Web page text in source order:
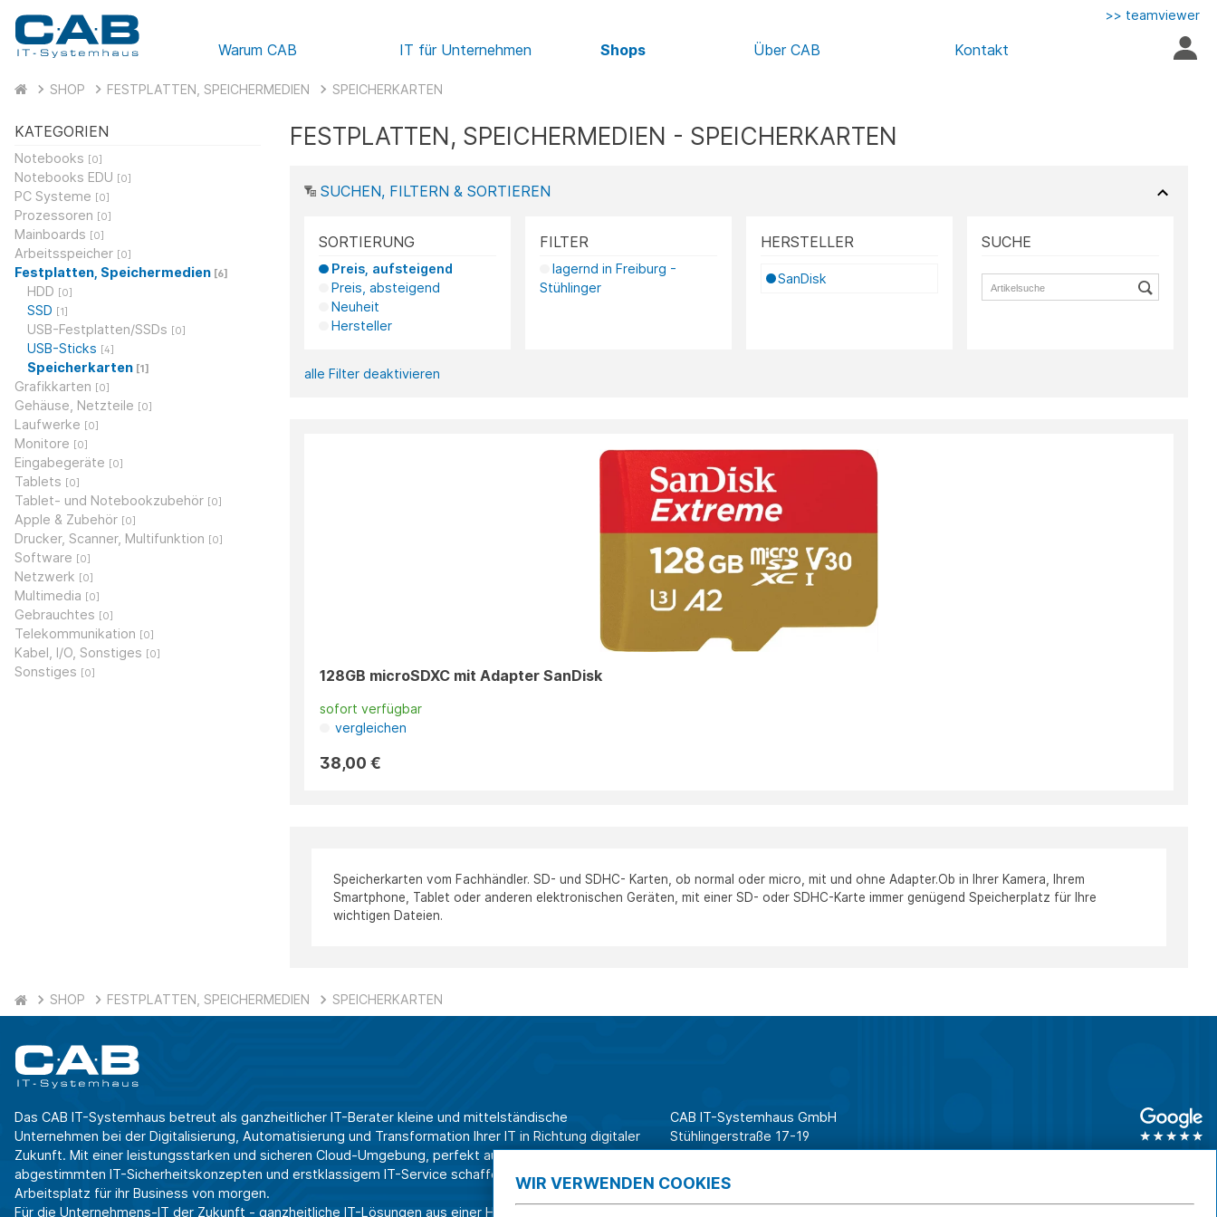
Warum CAB IT für Unternehmen Shops Über CAB Kontakt
>> teamviewer
SHOP FESTPLATTEN, SPEICHERMEDIEN SPEICHERKARTEN
KATEGORIEN
Notebooks [0]
Notebooks EDU [0]
PC Systeme [0]
Prozessoren [0]
Mainboards [0]
Arbeitsspeicher [0]
Festplatten, Speichermedien [6]
HDD [0]
SSD [1]
USB-Festplatten/SSDs [0]
USB-Sticks [4]
Speicherkarten [1]
Grafikkarten [0]
Gehäuse, Netzteile [0]
Laufwerke [0]
Monitore [0]
Eingabegeräte [0]
Tablets [0]
Tablet- und Notebookzubehör [0]
Apple & Zubehör [0]
Drucker, Scanner, Multifunktion [0]
Software [0]
Netzwerk [0]
Multimedia [0]
Gebrauchtes [0]
Telekommunikation [0]
Kabel, I/O, Sonstiges [0]
Sonstiges [0]
FESTPLATTEN, SPEICHERMEDIEN - SPEICHERKARTEN
SUCHEN, FILTERN & SORTIEREN
SORTIERUNG
Preis, aufsteigend
Preis, absteigend
Neuheit
Hersteller
FILTER
lagernd in Freiburg -
Stühlinger
HERSTELLER
SanDisk
SUCHE
alle Filter deaktivieren
128GB microSDXC mit Adapter SanDisk
sofort verfügbar
vergleichen
38,00 €
Speicherkarten vom Fachhändler. SD- und SDHC- Karten, ob normal oder micro, mit und ohne Adapter.Ob in Ihrer Kamera, Ihrem
Smartphone, Tablet oder anderen elektronischen Geräten, mit einer SD- oder SDHC-Karte immer genügend Speicherplatz für Ihre
wichtigen Dateien.
SHOP FESTPLATTEN, SPEICHERMEDIEN SPEICHERKARTEN
Das CAB IT-Systemhaus betreut als ganzheitlicher IT-Berater kleine und mittelständische
Unternehmen bei der Digitalisierung, Automatisierung und Transformation Ihrer IT in Richtung digitaler
Zukunft. Mit einer leistungsstarken und sicheren Cloud-Umgebung, perfekt aufeinander
abgestimmten IT-Sicherheitskonzepten und erstklassigem IT-Service schaffen wir Effizienz am
Arbeitsplatz für ihr Business von morgen.
Für die Unternehmens-IT der Zukunft - ganzheitliche IT-Lösungen aus einer Hand.
CAB IT-Systemhaus GmbH
Stühlingerstraße 17-19
79106 Freiburg
Tel. Shop für Privatkunden
WIR VERWENDEN COOKIES